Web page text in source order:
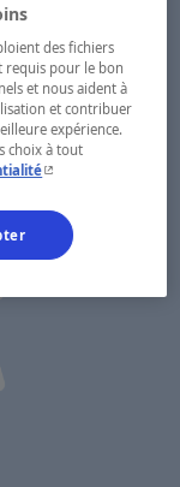
des fichiers
requis pour le bon
et nous aident à
et contribuer
expérience.
choix à tout
- Cet hyperlien